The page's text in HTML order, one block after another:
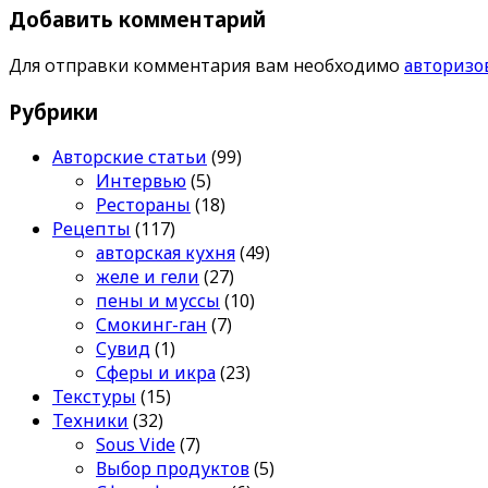
Добавить комментарий
Для отправки комментария вам необходимо
Рубрики
Авторские статьи (99)
Интервью(5)
Рестораны (18)
Рецепты (117)
авторская кухня(49)
желе и гели (27)
пены и муссы (10)
Смокинг-ган (7)
Сувид(1)
Сферы и икра(23)
Текстуры (15)
Техники (32)
Sous Vide(7)
Выбор продуктов(5)